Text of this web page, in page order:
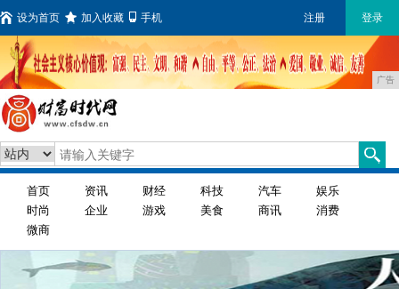
设为首页 加入收藏 手机 注册 登录
广告
首页 资讯 财经 科技 汽车
娱乐
时尚
企业 游戏 美食 商讯
消费
微商